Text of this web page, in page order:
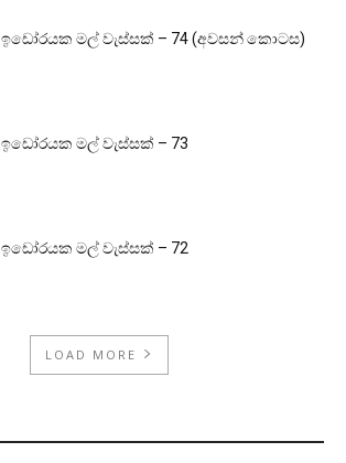
ඉඩෝරයක මල් වැස්සක් – 74 (අවසන් කොටස)
ඉඩෝරයක මල් වැස්සක් – 73
ඉඩෝරයක මල් වැස්සක් – 72
LOAD MORE